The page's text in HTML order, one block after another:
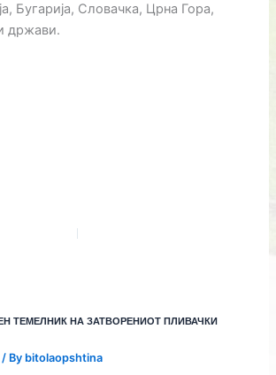
Бугарија, Словачка, Црна Гора,
држави.
ТЕМЕЛНИК НА ЗАТВОРЕНИОТ ПЛИВАЧКИ
/ By bitolaopshtina